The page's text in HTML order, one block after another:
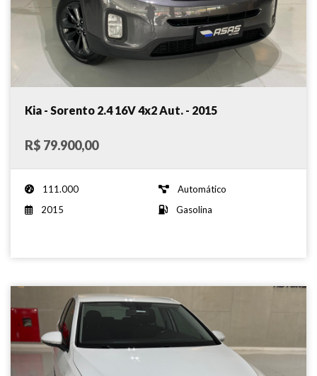
Kia - Sorento 2.4 16V 4x2 Aut. - 2015
R$ 79.900,00
111.000
Automático
2015
Gasolina